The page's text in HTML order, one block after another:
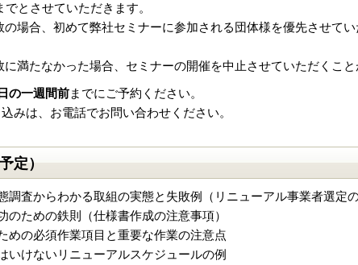
でとさせていただきます。
の場合、初めて弊社セミナーに参加される団体様を優先させて
に満たなかった場合、セミナーの開催を中止させていただくこと
の一週間前までにご予約ください。
みは、お電話でお問い合わせください。
定）
調査からわかる取組の実態と失敗例（リニューアル事業者選定の
のための鉄則（仕様書作成の注意事項）
めの必須作業項目と重要な作業の注意点
いけないリニューアルスケジュールの例